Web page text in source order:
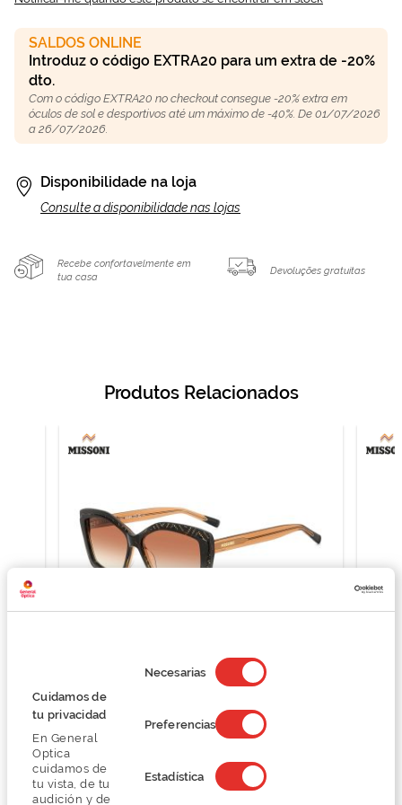
Cuidamos de
tu privacidad
En General
Optica
cuidamos de
tu vista, de tu
audición y de
de
consentimiento
Necesarias
Preferencias
Estadística
SALDOS ONLINE
Introduz o código EXTRA20 para um extra de -20%
dto.
Com o código EXTRA20 no checkout consegue -20% extra em
óculos de sol e desportivos até um máximo de -40%. De 01/07/2026
a 26/07/2026.
Disponibilidade na loja
Consulte a disponibilidade nas lojas
Recebe confortavelmente em
tua casa
Devoluções gratuitas
Produtos Relacionados
Missoni MIS 0187/G/S
201,75 €
269,00 €